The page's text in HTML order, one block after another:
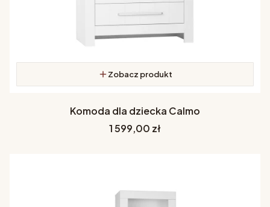
Zobacz produkt
Komoda dla dziecka Calmo
Cena
1 599,00 zł